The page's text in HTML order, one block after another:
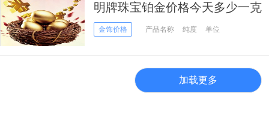
明牌珠宝铂金价格今天多少一克
金饰价格 产品名称 纯度 单位
加载更多